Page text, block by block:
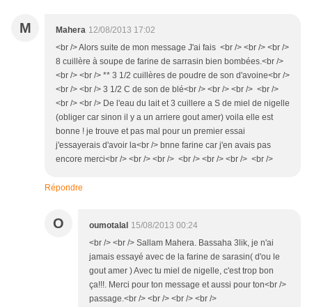
M Mahera 12/08/2013 17:02
<br /> Alors suite de mon message J'ai fais <br /> <br /> <br />
8 cuillère à soupe de farine de sarrasin bien bombées.<br />
<br /> <br /> ** 3 1/2 cuillères de poudre de son d'avoine<br />
<br /> <br /> 3 1/2 C de son de blé<br /> <br /> <br /> <br />
<br /> <br /> De l'eau du lait et 3 cuillere a S de miel de nigelle
(obliger car sinon il y a un arriere gout amer) voila elle est
bonne ! je trouve et pas mal pour un premier essai
j'essayerais d'avoir la<br /> bnne farine car j'en avais pas
encore merci<br /> <br /> <br /> <br /> <br /> <br /> <br />
Répondre
O oumotalal 15/08/2013 00:24
<br /> <br /> Sallam Mahera. Bassaha 3lik, je n'ai
jamais essayé avec de la farine de sarasin( d'ou le
gout amer ) Avec tu miel de nigelle, c'est trop bon
ça!!!. Merci pour ton message et aussi pour ton<br />
passage.<br /> <br /> <br /> <br />